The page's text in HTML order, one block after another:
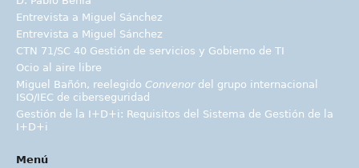
Entrevista a Miguel Sánchez
Entrevista a Miguel Sánchez
CTN 71/SC 40 Gestión de servicios y Gobierno de TI
Ocio al aire libre
Miguel Bañón, reelegido Convenordel grupo internacional
ISO/IEC de ciberseguridad
Gestión de la I+D+i: Requisitos del Sistema de Gestión de la
I+D+i
Menú